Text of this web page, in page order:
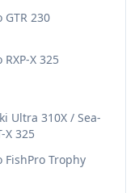
GTR 230
RXP-X 325
Ultra 310X / Sea-
X 325
FishPro Trophy